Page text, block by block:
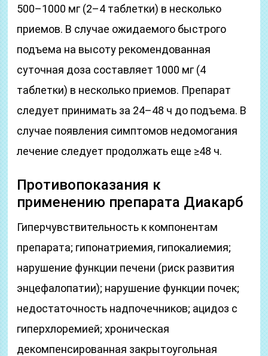
500–1000 мг (2–4 таблетки) в несколько
приемов. В случае ожидаемого быстрого
подъема на высоту рекомендованная
суточная доза составляет 1000 мг (4
таблетки) в несколько приемов. Препарат
следует принимать за 24–48 ч до подъема. В
случае появления симптомов недомогания
лечение следует продолжать еще ≥48 ч.
Противопоказания к
применению препарата Диакарб
Гиперчувствительность к компонентам
препарата; гипонатриемия, гипокалиемия;
нарушение функции печени (риск развития
энцефалопатии); нарушение функции почек;
недостаточность надпочечников; ацидоз с
гиперхлоремией; хроническая
декомпенсированная закрытоугольная